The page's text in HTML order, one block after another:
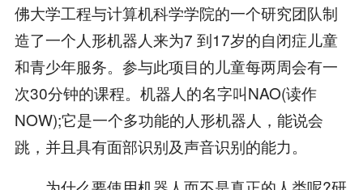
佛大学工程与计算机科学学院的一个研究团队制
造了一个人形机器人来为7 到17岁的自闭症儿童
和青少年服务。参与此项目的儿童每两周会有一
次30分钟的课程。机器人的名字叫NAO(读作
NOW);它是一个多功能的人形机器人，能说会
跳，并且具有面部识别及声音识别的能力。